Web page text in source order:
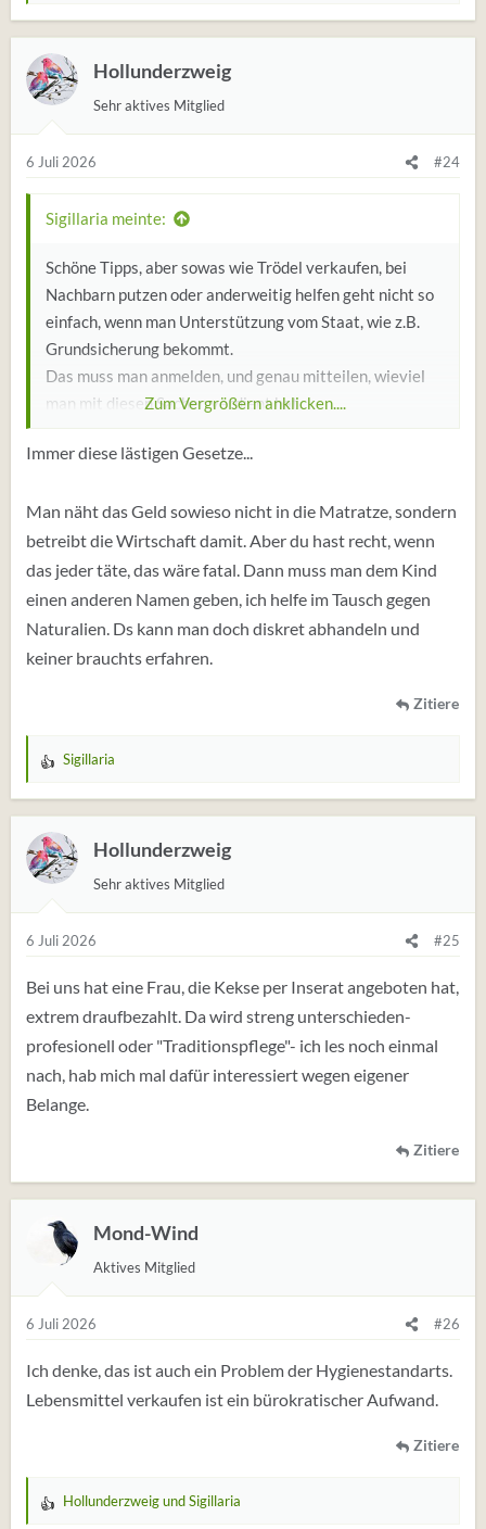
r
t
u
n
e
n
Hollunderzweig
Sehr aktives Mitglied
6 Juli 2026 #24
Sigillaria meinte:
Schöne Tipps, aber sowas wie Trödel verkaufen, bei
Nachbarn putzen oder anderweitig helfen geht nicht so
einfach, wenn man Unterstützung vom Staat, wie z.B.
Grundsicherung bekommt.
Das muss man anmelden, und genau mitteilen, wieviel
man mit diesen Sachen verdient hat.
Dann wird einem ein Teil davon abgezogen, und wenn
man das Ganze nicht angemeldet hat, gibt's richtig
Manchmal bekommt man sogar eine Anzeige wegen
Leistungsbetrug, also sollte man nicht denken, daß man
durch Verkaufen von alten Sachen bei Flohmärkten oder
online leicht Geld dazu verdienen kann, wenn man GS
bezieht.
die E-Mail Adressen der Verkäufer durch, und gleichen
wenn das mindestens die Hälfte des eingenommenen
Geldes kostet.
Denn das ist immer noch besser, als wenn man ständig
Angst haben muss, daß man von irgendwem beim Amt
angezinkt wird, und eine Anzeige bekommt...
Zum Vergrößern anklicken....
Immer diese lästigen Gesetze...
Man näht das Geld sowieso nicht in die Matratze, sondern
betreibt die Wirtschaft damit. Aber du hast recht, wenn
das jeder täte, das wäre fatal. Dann muss man dem Kind
einen anderen Namen geben, ich helfe im Tausch gegen
Naturalien. Ds kann man doch diskret abhandeln und
keiner brauchts erfahren.
Zitiere
W
r
t
u
n
e
n
:
Sigillaria
Hollunderzweig
Sehr aktives Mitglied
6 Juli 2026 #25
Bei uns hat eine Frau, die Kekse per Inserat angeboten hat,
extrem draufbezahlt. Da wird streng unterschieden-
profesionell oder "Traditionspflege"- ich les noch einmal
nach, hab mich mal dafür interessiert wegen eigener
Belange.
Zitiere
Mond-Wind
Aktives Mitglied
6 Juli 2026 #26
Ich denke, das ist auch ein Problem der Hygienestandarts.
Lebensmittel verkaufen ist ein bürokratischer Aufwand.
Zitiere
W
HollunderzweigundSigillaria